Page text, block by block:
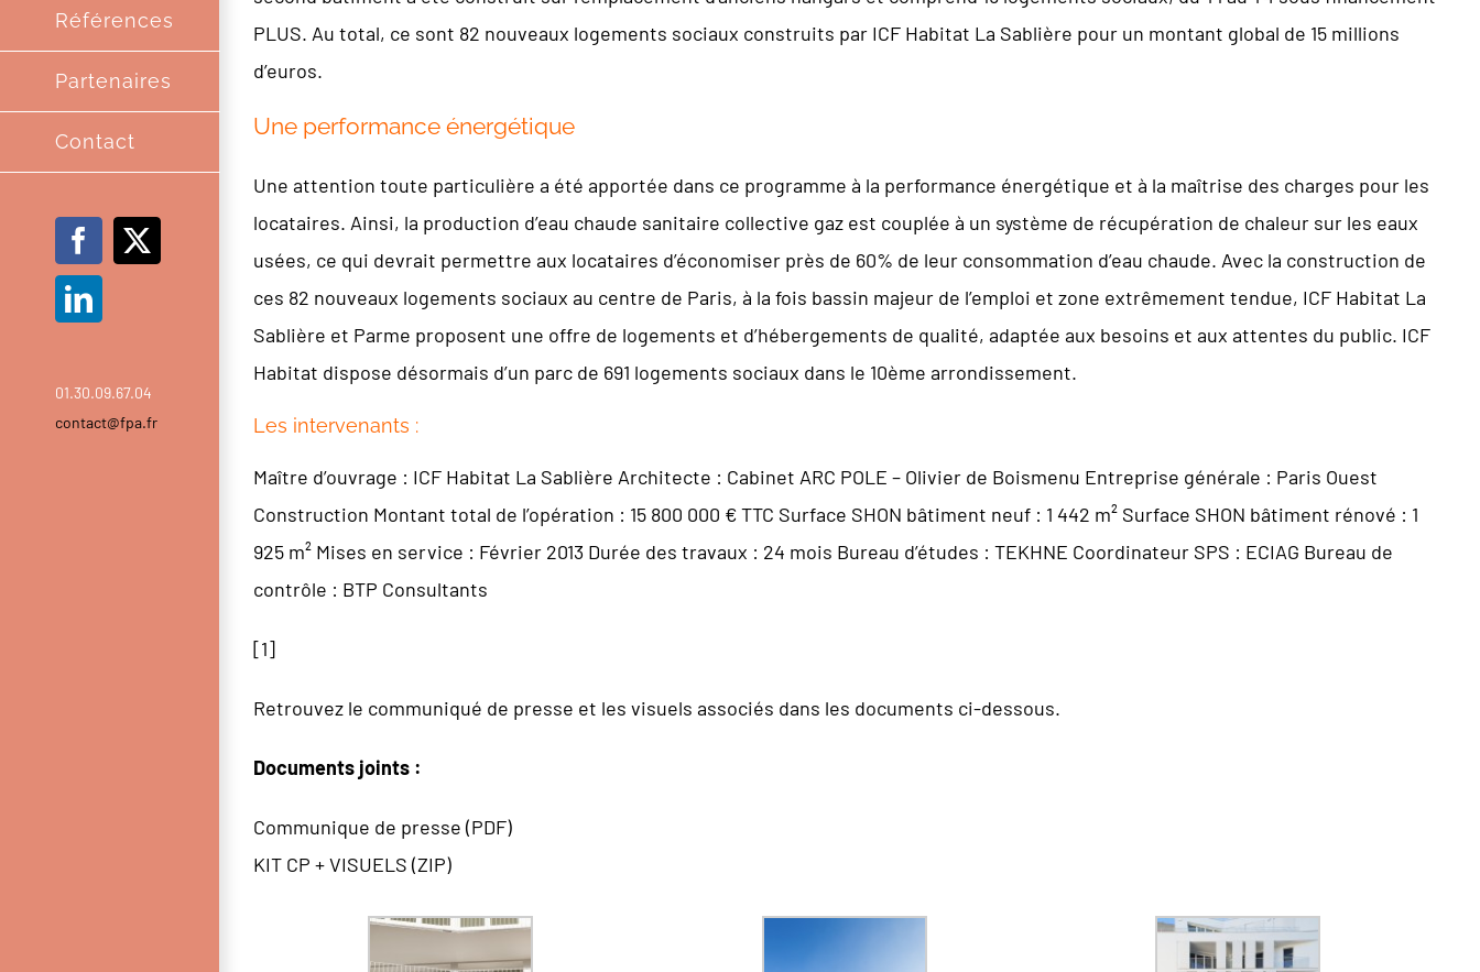
Références
Partenaires
Contact
Facebook
X
LinkedIn
01.30.09.67.04
contact@fpa.fr
PLUS. Au total, ce sont 82 nouveaux logements sociaux construits par ICF Habitat La Sablière pour un montant global de 15 millions
d’euros.
Une performance énergétique
Une attention toute particulière a été apportée dans ce programme à la performance énergétique et à la maîtrise des charges pour les
locataires. Ainsi, la production d’eau chaude sanitaire collective gaz est couplée à un système de récupération de chaleur sur les eaux
usées, ce qui devrait permettre aux locataires d’économiser près de 60% de leur consommation d’eau chaude. Avec la construction de
ces 82 nouveaux logements sociaux au centre de Paris, à la fois bassin majeur de l’emploi et zone extrêmement tendue, ICF Habitat La
Sablière et Parme proposent une offre de logements et d’hébergements de qualité, adaptée aux besoins et aux attentes du public. ICF
Habitat dispose désormais d’un parc de 691 logements sociaux dans le 10ème arrondissement.
Les intervenants :
Maître d’ouvrage : ICF Habitat La Sablière Architecte : Cabinet ARC POLE – Olivier de Boismenu Entreprise générale : Paris Ouest
Construction Montant total de l’opération : 15 800 000 € TTC Surface SHON bâtiment neuf : 1 442 m² Surface SHON bâtiment rénové : 1
925 m² Mises en service : Février 2013 Durée des travaux : 24 mois Bureau d’études : TEKHNE Coordinateur SPS : ECIAG Bureau de
contrôle : BTP Consultants
[1]
Retrouvez le communiqué de presse et les visuels associés dans les documents ci-dessous.
Documents joints :
Communique de presse (PDF)
KIT CP + VISUELS (ZIP)